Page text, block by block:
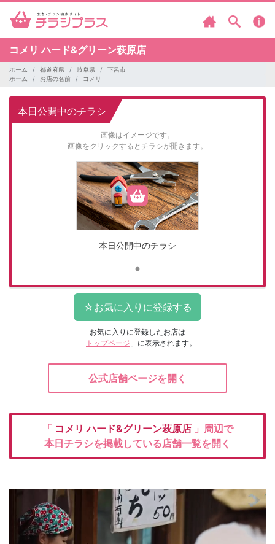
コメリハード&グリーン萩原店
ホーム 都道府県 岐阜県
下呂市
ホーム
お店の名前 コメリ
本日公開中のチラシ
画像はイメージです。
画像をクリックするとチラシが開きます。
本日公開中のチラシ
お気に入りに登録したお店は
「 トップページ 」に表示されます。
公式店舗ページを開く
「 コメリハード&グリーン萩原店 」周辺で
本日チラシを掲載している店舗一覧を開く